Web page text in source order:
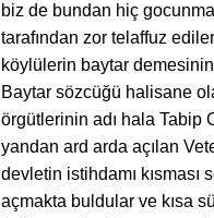
biz de bundan hiç
tarafından zor telaffuz
köylülerin baytar
Baytar sözcüğü halisane
örgütlerinin adı hala Tabip
yandan ard arda açılan
devletin istihdamı
açmakta buldular ve kısa